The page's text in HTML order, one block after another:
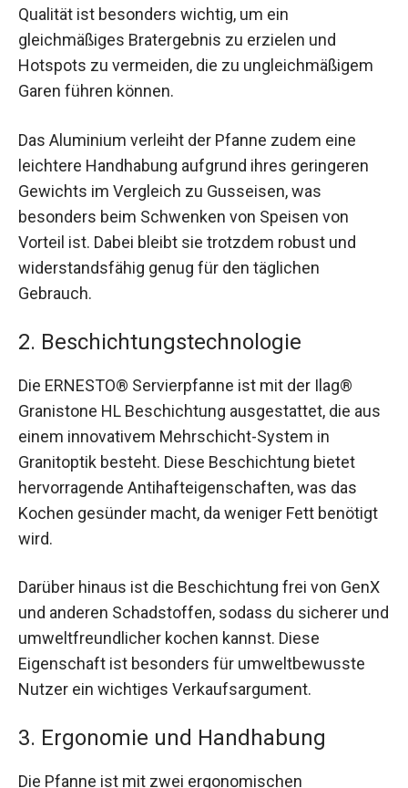
Qualität ist besonders wichtig, um ein
gleichmäßiges Bratergebnis zu erzielen und
Hotspots zu vermeiden, die zu ungleichmäßigem
Garen führen können.
Das Aluminium verleiht der Pfanne zudem eine
leichtere Handhabung aufgrund ihres geringeren
Gewichts im Vergleich zu Gusseisen, was
besonders beim Schwenken von Speisen von
Vorteil ist. Dabei bleibt sie trotzdem robust und
widerstandsfähig genug für den täglichen
Gebrauch.
2. Beschichtungstechnologie
Die ERNESTO® Servierpfanne ist mit der Ilag®
Granistone HL Beschichtung ausgestattet, die aus
einem innovativem Mehrschicht-System in
Granitoptik besteht. Diese Beschichtung bietet
hervorragende Antihafteigenschaften, was das
Kochen gesünder macht, da weniger Fett benötigt
wird.
Darüber hinaus ist die Beschichtung frei von GenX
und anderen Schadstoffen, sodass du sicherer und
umweltfreundlicher kochen kannst. Diese
Eigenschaft ist besonders für umweltbewusste
Nutzer ein wichtiges Verkaufsargument.
3. Ergonomie und Handhabung
Die Pfanne ist mit zwei ergonomischen